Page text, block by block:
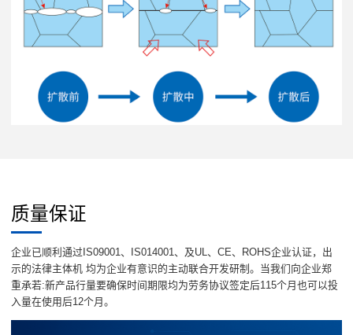
质量保证
企业已顺利通过IS09001、IS014001、及UL、CE、ROHS企业认证，出
示的法律主体机 均为企业有意识的主动联合开发研制。当我们向企业郑
重承若:新产品行量要确保时间期限均为劳务协议签定后115个月也可以投
入量在使用后12个月。